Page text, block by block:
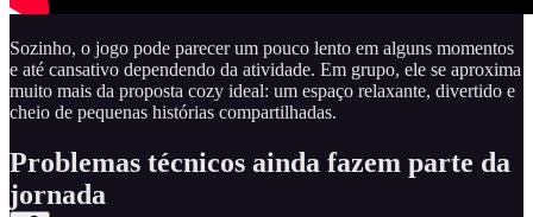
Sozinho, o jogo pode parecer um pouco lento em alguns momentos
e até cansativo dependendo da atividade. Em grupo, ele se aproxima
muito mais da proposta cozy ideal: um espaço relaxante, divertido e
cheio de pequenas histórias compartilhadas.
Problemas técnicos ainda fazem parte da
jornada